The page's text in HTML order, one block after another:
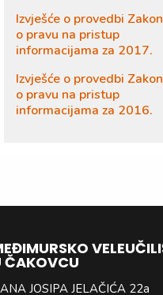
Izvješće o provedbi
o pravu na pristup
informacijama za 2017.
Izvješće o provedbi
o pravu na pristup
informacijama za 2016.
ČAKOVCU
JOSIPA JELAČIĆA 22a